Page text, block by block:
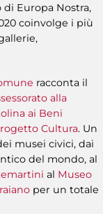
di Europa Nostra,
coinvolge i più
racconta il
alla
ai Beni
Cultura. Un
musei civici, dai
del mondo, al
al Museo
per un totale